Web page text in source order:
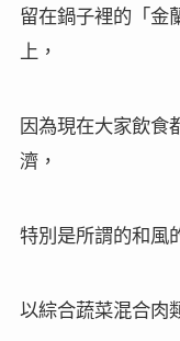
留在鍋子裡的「金
上，
因為現在大家飲食
濟，
特別是所謂的和風
以綜合蔬菜混合肉